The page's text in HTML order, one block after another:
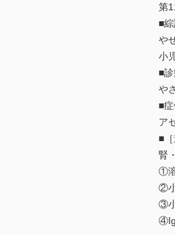
第
■
や
小
■診
や
■症
ア
■
腎
①
②
③